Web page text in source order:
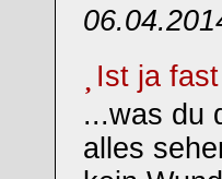
Ist ja
...was du
alles